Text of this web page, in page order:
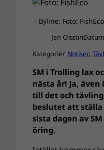
- Byline: Foto: FishEco
Jan Olsson
Kategorier Notiser,
SM i Trolling lax
nästa år! Ja,
till det och
beslutet att ställa
sista dagen av
öring.